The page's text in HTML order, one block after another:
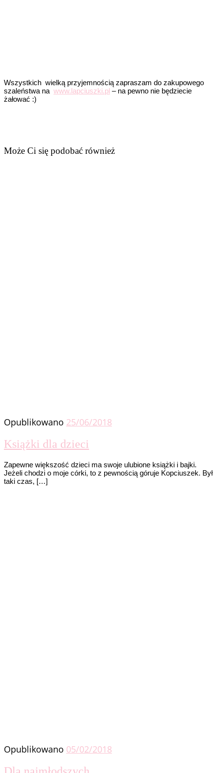
Wszystkich wielką przyjemnością zapraszam do zakupowego
szaleństwa na www.lapciuszki.pl – na pewno nie będziecie
żałować :)
Może Ci się podobać również
Opublikowano 25/06/2018
Książki dla dzieci
Zapewne większość dzieci ma swoje ulubione książki i bajki.
Jeżeli chodzi o moje córki, to z pewnością góruje Kopciuszek. Był
taki czas, […]
Opublikowano 05/02/2018